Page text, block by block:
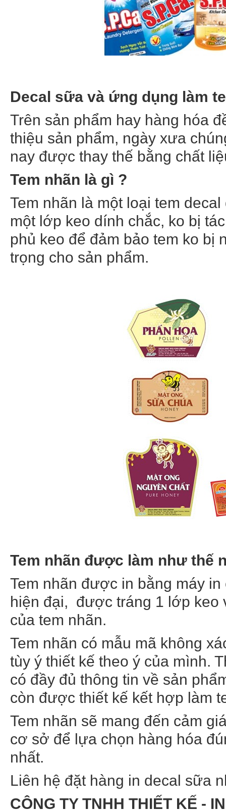
Decal sữa và ứng dụng làm
Trên sản phẩm hay hàng hóa
thiệu sản phẩm, ngày xưa
nay được thay thế bằng chất
Tem nhãn là gì ?
Tem nhãn là một loại tem
một lớp keo dính chắc, ko bị
phủ keo để đảm bảo tem ko bị
trọng cho sản phẩm.
Tem nhãn được làm như thế
Tem nhãn được in bằng máy
hiện đại, được tráng 1 lớp keo
của tem nhãn.
Tem nhãn có mẫu mã không
tùy ý thiết kế theo ý của mình.
có đầy đủ thông tin về sản
còn được thiết kế kết hợp làm
Tem nhãn sẽ mang đến cảm
cơ sở để lựa chọn hàng hóa
nhất.
Liên hệ đặt hàng in decal sữa
CÔNG TY TNHH THIẾT KẾ -